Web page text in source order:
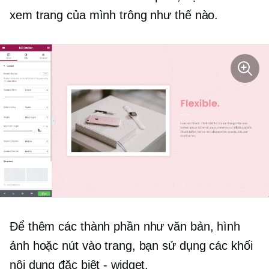
xem trang của mình trông như thế nào.
Để thêm các thành phần như văn bản, hình
ảnh hoặc nút vào trang, bạn sử dụng các khối
nội dung đặc biệt - widget.